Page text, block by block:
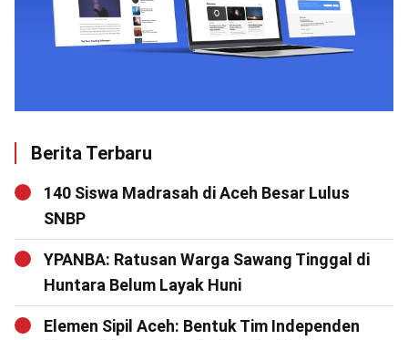
Berita Terbaru
140 Siswa Madrasah di Aceh Besar Lulus
SNBP
YPANBA: Ratusan Warga Sawang Tinggal di
Huntara Belum Layak Huni
Elemen Sipil Aceh: Bentuk Tim Independen